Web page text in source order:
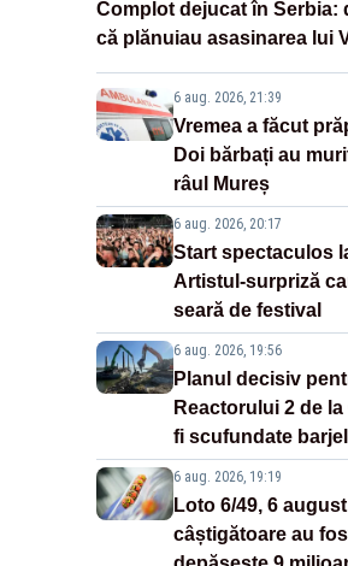
Complot dejucat în Serbia:
că plănuiau asasinarea lui
6 aug. 2026, 21:39
Vremea a făcut
Doi bărbați au
râul Mureș
6 aug. 2026, 20:17
Start spectaculos
Artistul-surpriză
seară de festival
6 aug. 2026, 19:56
Planul decisiv
Reactorului 2 de
fi scufundate
6 aug. 2026, 19:19
Loto 6/49, 6
câștigătoare au